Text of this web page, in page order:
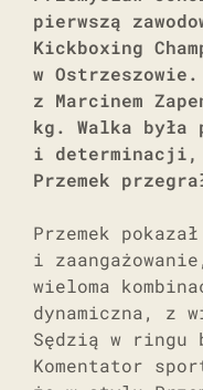
pierwszą
Kickboxing
w
z Marcinem
kg. Walka była
i determinacji,
Przemek
Przemek
i
wieloma
dynamiczna, z
Sędzią w ringu
Komentator